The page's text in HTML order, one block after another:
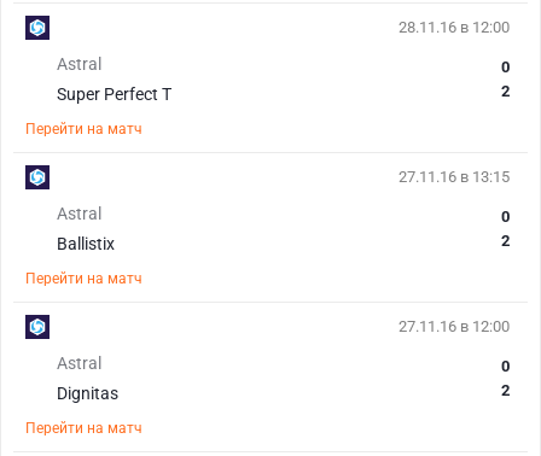
28.11.16 в 12:00
Astral
Super Perfect T
0
2
Перейти на матч
27.11.16 в 13:15
Astral
Ballistix
0
2
Перейти на матч
27.11.16 в 12:00
Astral
Dignitas
0
2
Перейти на матч